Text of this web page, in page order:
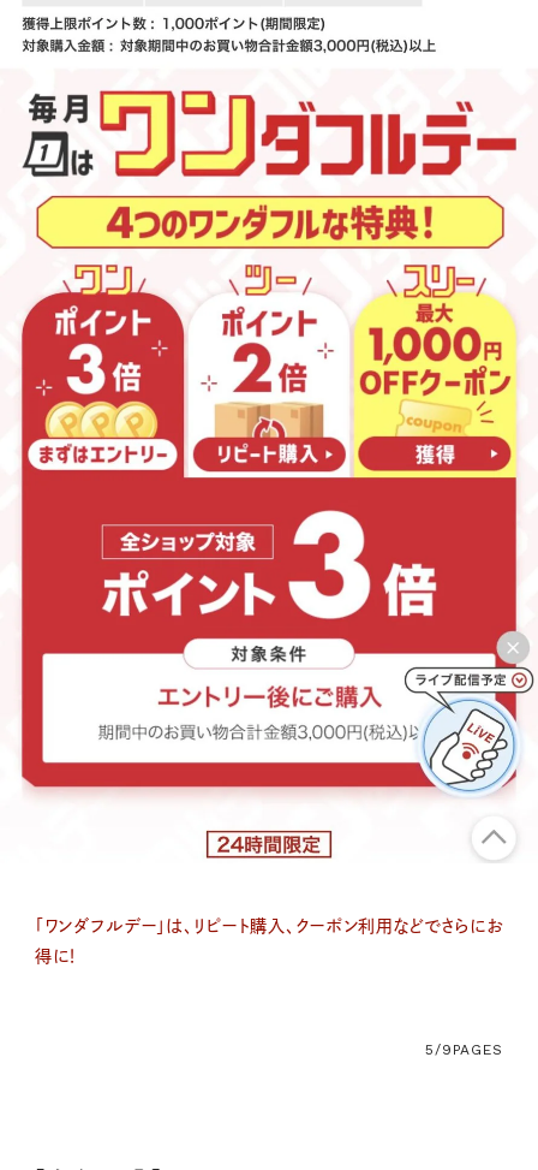
「ワンダフルデー」は、リピート購入、クーポン利用などでさらにお
得に！
5/9 PAGES